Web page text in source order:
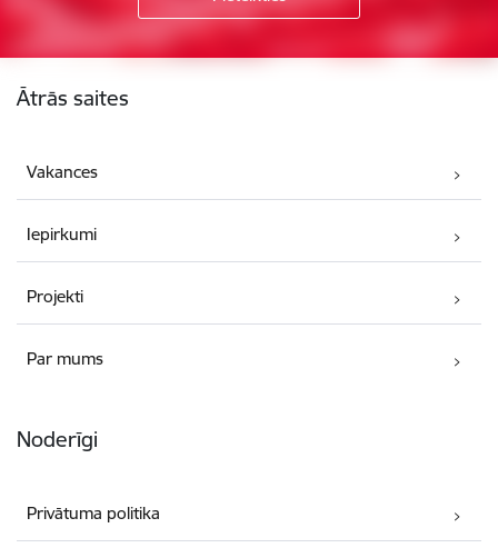
Ātrās saites
Vakances
Iepirkumi
Projekti
Par mums
Noderīgi
Privātuma politika